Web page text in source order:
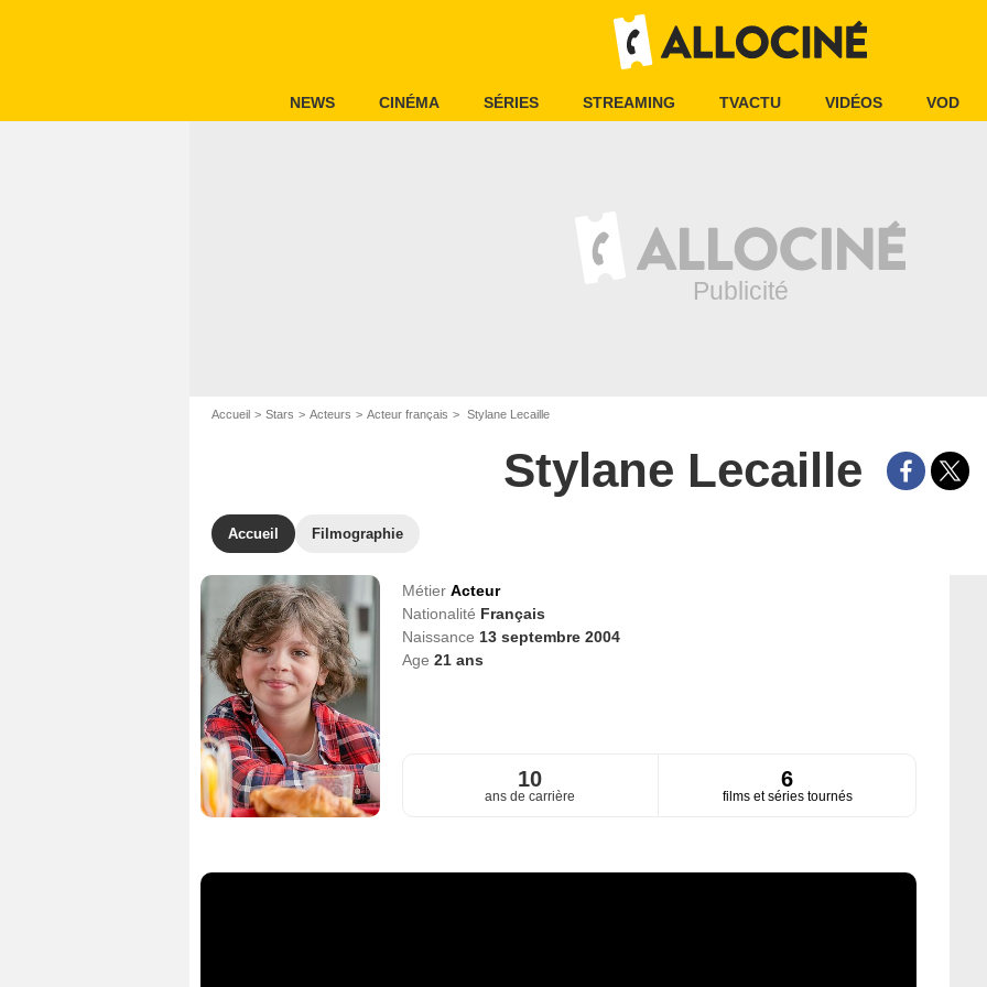
NEWS CINÉMA SÉRIES STREAMING TVACTU VIDÉOS VOD
Accueil Stars Acteurs Acteur français Stylane Lecaille
Stylane Lecaille
Accueil Filmographie
Métier Acteur
Nationalité Français
Naissance 13 septembre 2004
Age 21ans
10
ans de carrière
6
films et séries tournés